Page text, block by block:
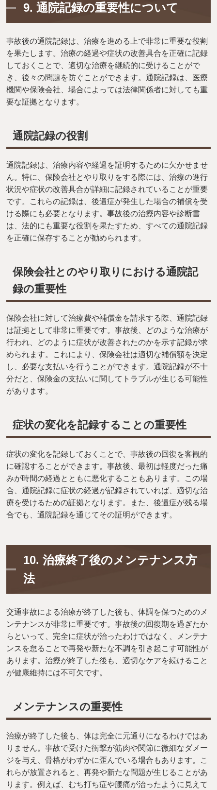
9. 通院記録の重要性について
事故後の通院記録は、治療を進める上で非常に重要な役割
を果たします。治療の経過や症状の改善具合を正確に記録
しておくことで、適切な治療を継続的に受けることがで
き、後々の問題を防ぐことができます。通院記録は、医療
機関や保険会社、場合によっては法律関係者に対しても重
要な証拠となります。
通院記録の役割
通院記録は、治療内容や経過を証明するために欠かせませ
ん。特に、保険会社とやり取りをする際には、治療の進行
状況や症状の改善具合が詳細に記録されていることが重要
です。これらの記録は、後遺症が発生した場合の補償を受
ける際にも必要となります。事故後の治療内容や診断書
は、法的にも重要な役割を果たすため、すべての通院記録
を正確に保存することが勧められます。
保険会社とのやり取りにおける通院記
録の重要性
保険会社に対して治療費や補償金を請求する際、通院記録
は証拠として非常に重要です。事故後、どのような治療が
行われ、どのように症状が改善されたのかを示す記録が求
められます。これにより、保険会社は適切な補償額を決定
し、必要な支払いを行うことができます。通院記録が不十
分だと、保険金の支払いに関してトラブルが生じる可能性
があります。
症状の変化を記録することの重要性
症状の変化を記録しておくことで、事故後の回復を客観的
に確認することができます。事故後、最初は軽度だった痛
みが時間の経過とともに悪化することもあります。この場
合、通院記録に症状の経過が記録されていれば、適切な治
療を受けるための証拠となります。また、後遺症が残る場
合でも、通院記録を通じてその証明ができます。
10. 治療終了後のメンテナンス方
法
交通事故による治療が終了した後も、体調を保つためのメ
ンテナンスが非常に重要です。事故後の回復期を過ぎたか
らといって、完全に症状が治ったわけではなく、メンテナ
ンスを怠ることで再発や新たな不調を引き起こす可能性が
あります。治療が終了した後も、適切なケアを続けること
が健康維持には不可欠です。
メンテナンスの重要性
治療が終了した後も、体は完全に元通りになるわけではあ
りません。事故で受けた衝撃が筋肉や関節に微細なダメー
ジを与え、骨格がわずかに歪んでいる場合もあります。こ
れらが放置されると、再発や新たな問題が生じることがあ
ります。例えば、むち打ち症や腰痛が治ったように見えて